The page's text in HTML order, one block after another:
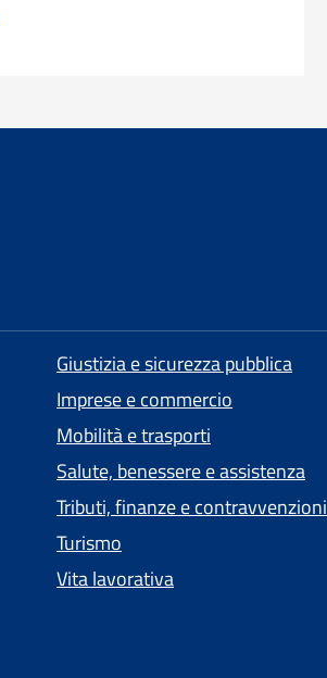
Giustizia e sicurezza pubblica
Imprese e commercio
Mobilità e trasporti
Salute, benessere e assistenza
Tributi, finanze e contravvenzioni
Turismo
Vita lavorativa